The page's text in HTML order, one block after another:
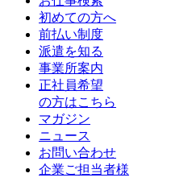
初めての方へ
前払い制度
派遣を知る
事業所案内
正社員希望
の方はこちら
マガジン
ニュース
お問い合わせ
企業ご担当者様